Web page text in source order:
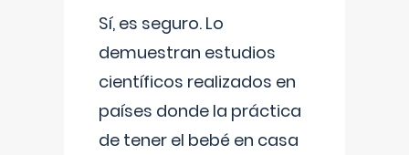
Sí, es seguro. Lo
demuestran estudios
científicos realizados en
países donde la práctica
de tener el bebé en casa